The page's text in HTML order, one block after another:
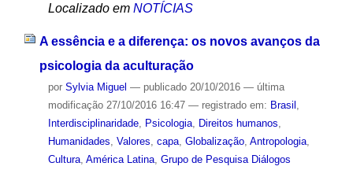
Localizado em NOTÍCIAS
A essência e a diferença: os novos avanços da
psicologia da aculturação
por Sylvia Miguel — publicado20/10/2016 — última
modificação27/10/2016 16:47 — registrado em: Brasil ,
Interdisciplinaridade, Psicologia, Direitos humanos,
Humanidades, Valores, capa, Globalização, Antropologia,
Cultura, América Latina, Grupo de Pesquisa Diálogos